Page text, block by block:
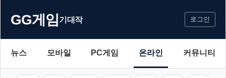
GG게임기대작 로그인
뉴스 모바일 PC게임 온라인 커뮤니티